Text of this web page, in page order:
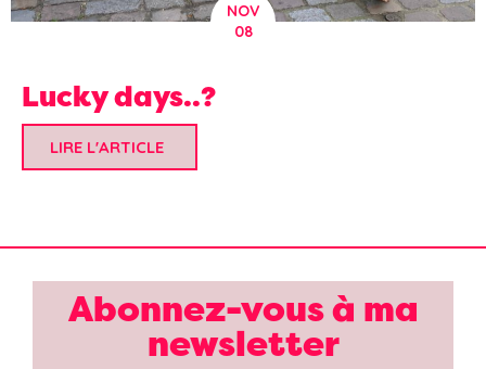
NOV
08
Lucky days..?
LIRE L'ARTICLE
Abonnez-vous à ma
newsletter